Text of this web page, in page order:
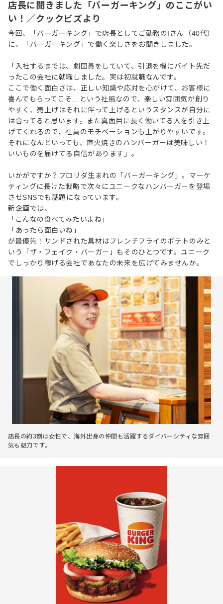
店長に聞きました「バーガーキング」のここがい
い！／クックビズより
今回、「バーガーキング」で店長としてご勤務のIさん（40代）
に、「バーガーキング」で働く楽しさをお聞きしました。
「入社するまでは、劇団員をしていて、引退を機にバイト先だ
ったこの会社に就職しました。実は初就職なんです。
ここで働く面白さは、正しい知識や応対を心がけて、お客様に
喜んでもらってこそ…という社風なので、楽しい雰囲気が創り
やすく、売上げはそれに伴って上げるというスタンスが自分に
は合ってると思います。また真面目に長く働いてる人を引き上
げてくれるので、社員のモチベーションも上がりやすいです。
それになんといっても、直火焼きのハンバーガーは美味しい！
いいものを届けてる自信があります」。
いかがですか？フロリダ生まれの「バーガーキング」。マーケ
ティングに長けた戦略で次々にユニークなハンバーガーを登場
させSNSでも話題になっています。
新企画では、
「こんなの食べてみたいよね」
「あったら面白いね」
が最優先！サンドされた具材はフレンチフライのポテトのみと
いう「ザ・フェイク・バーガー」もそのひとつです。ユニーク
でしっかり稼げる会社であなたの未来を広げてみませんか。
店長の約3割は女性で、海外出身の仲間も活躍するダイバーシティな雰囲
気も魅力です。